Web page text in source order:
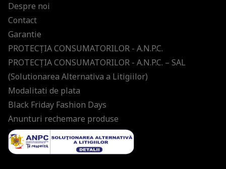
Despre noi
Contact
Garantie
PROTECŢIA CONSUMATORILOR - A.N.P.C.
PROTECŢIA CONSUMATORILOR - A.N.P.C. – SAL
(Solutionarea Alternativa a Litigiilor)
Modalitati de plata
Black Friday Fashion Days
Anunturi rechemare produse